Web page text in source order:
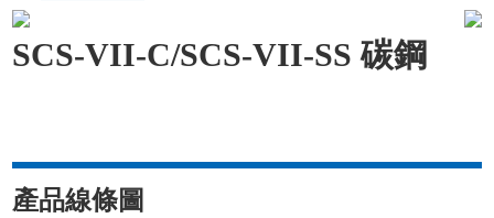
SCS-VII-C/SCS-VII-SS 碳鋼
產品線條圖